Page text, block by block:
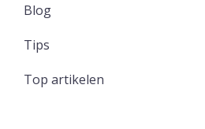
Blog
Tips
Top artikelen